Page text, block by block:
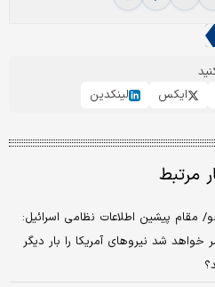
ایکس لینکدین
مرتبط
مقام پیشین اطلاعات نظامی اسرائیل:
شد نیروهای آمریکا را بار دیگر